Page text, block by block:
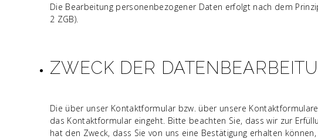
Die Bearbeitung personenbezogener Daten erfolgt nach dem
2 ZGB).
ZWECK DER
Die über unser Kontaktformular bzw. über unsere
das Kontaktformular eingeht. Bitte beachten Sie, dass wir zur
hat den Zweck, dass Sie von uns eine Bestätigung erhalten